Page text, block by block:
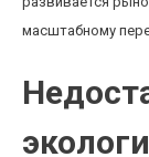
масштабному